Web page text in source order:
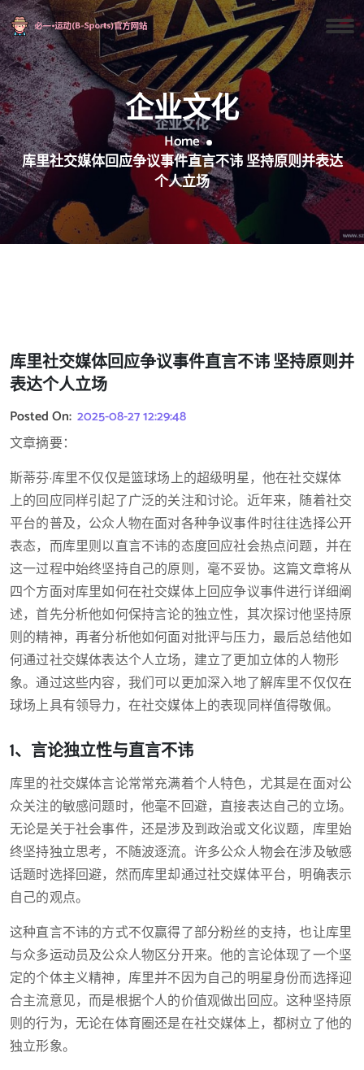
企业文化
Home
库里社交媒体回应争议事件直言不讳 坚持原则并表达
个人立场
库里社交媒体回应争议事件直言不讳 坚持原则并
表达个人立场
Posted On: 2025-08-27 12:29:48
文章摘要：
斯蒂芬·库里不仅仅是篮球场上的超级明星，他在社交媒体
上的回应同样引起了广泛的关注和讨论。近年来，随着社交
平台的普及，公众人物在面对各种争议事件时往往选择公开
表态，而库里则以直言不讳的态度回应社会热点问题，并在
这一过程中始终坚持自己的原则，毫不妥协。这篇文章将从
四个方面对库里如何在社交媒体上回应争议事件进行详细阐
述，首先分析他如何保持言论的独立性，其次探讨他坚持原
则的精神，再者分析他如何面对批评与压力，最后总结他如
何通过社交媒体表达个人立场，建立了更加立体的人物形
象。通过这些内容，我们可以更加深入地了解库里不仅仅在
球场上具有领导力，在社交媒体上的表现同样值得敬佩。
1、言论独立性与直言不讳
库里的社交媒体言论常常充满着个人特色，尤其是在面对公
众关注的敏感问题时，他毫不回避，直接表达自己的立场。
无论是关于社会事件，还是涉及到政治或文化议题，库里始
终坚持独立思考，不随波逐流。许多公众人物会在涉及敏感
话题时选择回避，然而库里却通过社交媒体平台，明确表示
自己的观点。
这种直言不讳的方式不仅赢得了部分粉丝的支持，也让库里
与众多运动员及公众人物区分开来。他的言论体现了一个坚
定的个体主义精神，库里并不因为自己的明星身份而选择迎
合主流意见，而是根据个人的价值观做出回应。这种坚持原
则的行为，无论在体育圈还是在社交媒体上，都树立了他的
独立形象。